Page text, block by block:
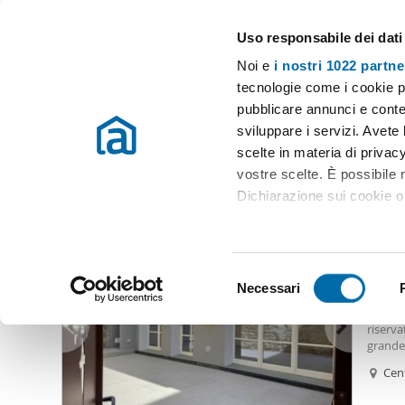
Uso responsabile dei dati
Noi e i nostri 1022
tecnologie come i cookie
pubblicare annunci e
sviluppare i servizi.
scelte in materia di
vostre scelte. È possibile
Dichiarazione sui cookie
Identificare il tuo
(impronte digitali).
Approfondisci come
dettagli. Puoi modificare
Utilizziamo i cookie per
e
e
z
Necessari
Case e appartamenti in affitto in tutta Italia
Affitto Como Appartamenti Affitto Como Affitto nuova
Affitto nuova costruzione como (19 immobili)